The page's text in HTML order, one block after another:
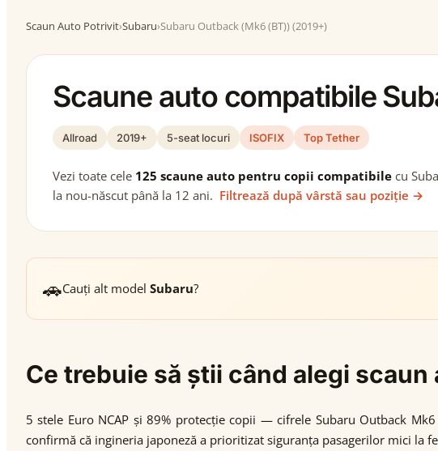
Scaun Auto Potrivit›Subaru›Subaru Outback (Mk6 (BT)) (2019+)
Scaune auto compatibile
Allroad 2019+ 5-seat locuri ISOFIX Top Tether
Vezi toate cele 125 scaune auto pentru copii compatibile cu
la nou-născut până la 12 ani. Filtrează după vârstă sau poziție →
🚗Cauți alt model Subaru?
Ce trebuie să știi când alegi
5 stele Euro NCAP și 89% protecție copii — cifrele Subaru Outback
confirmă că ingineria japoneză a prioritizat siguranța pasagerilor mici la